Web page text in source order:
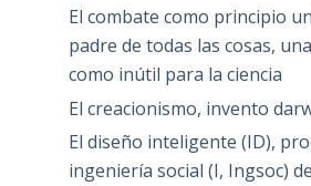
El combate como principio
padre de todas las cosas,
como inútil para la ciencia
El creacionismo, invento
El diseño inteligente (ID),
ingeniería social (I, Ingsoc)